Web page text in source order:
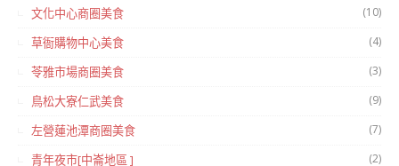
文化中心商圈美食 (10)
草衙購物中心美食 (4)
苓雅市場商圈美食 (3)
鳥松大寮仁武美食 (9)
左營蓮池潭商圈美食 (7)
青年夜市[中崙地區 ] (2)